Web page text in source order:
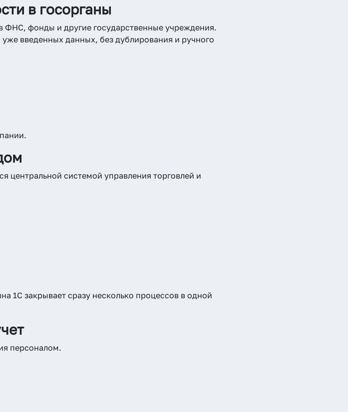
в госорганы
ФНС, фонды и другие государственные учреждения.
введенных данных, без дублирования и ручного
центральной системой управления торговлей и
1С закрывает сразу несколько процессов в одной
персоналом.